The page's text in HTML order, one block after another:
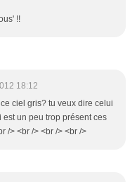
!!
18:12
ciel gris? tu veux dire celui
un peu trop présent ces
/> <br /> <br /> <br />